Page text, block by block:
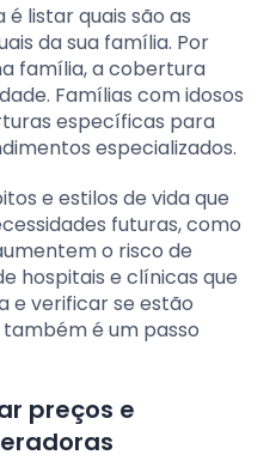
listar quais são as
da sua família. Por
família, a cobertura
Famílias com idosos
específicas para
especializados.
e estilos de vida que
futuras, como
o risco de
hospitais e clínicas que
e verificar se estão
é um passo
preços e